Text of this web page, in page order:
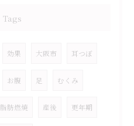
Tags
効果 大阪市 耳つぼ
お腹 足 むくみ
脂肪燃焼 産後 更年期